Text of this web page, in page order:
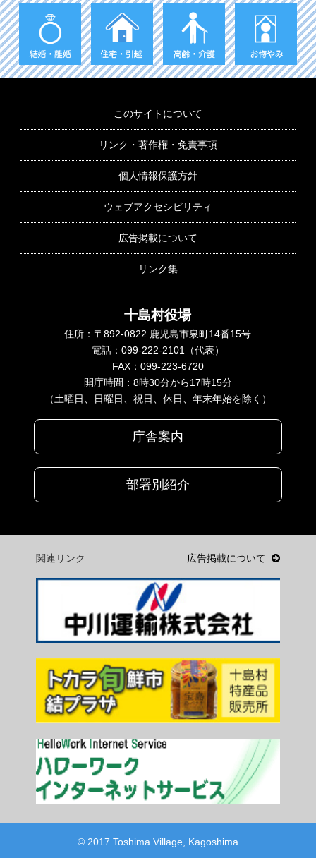
このサイトについて
リンク・著作権・免責事項
個人情報保護方針
ウェブアクセシビリティ
広告掲載について
リンク集
十島村役場
住所：〒892-0822 鹿児島市泉町14番15号
電話：099-222-2101（代表）
FAX：099-223-6720
開庁時間：8時30分から17時15分
（土曜日、日曜日、祝日、休日、年末年始を除く）
庁舎案内
部署別紹介
関連リンク 広告掲載について
© 2017 Toshima Village, Kagoshima